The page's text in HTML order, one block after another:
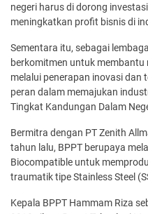
negeri harus di dorong
meningkatkan profit bisnis di
Sementara itu, sebagai
berkomitmen untuk
melalui penerapan inovasi dan
peran dalam memajukan
Tingkat Kandungan Dalam
Bermitra dengan PT Zenith
tahun lalu, BPPT berupaya
Biocompatible untuk
traumatik tipe Stainless Steel
Kepala BPPT Hammam Riza